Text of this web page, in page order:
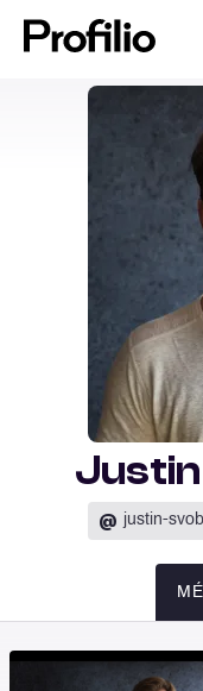
@ justin-
Média